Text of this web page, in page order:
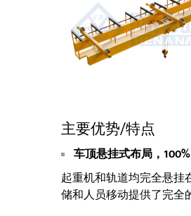
主要优势/特点
车顶悬挂式布局，
起重机和轨道均完全悬挂
储和人员移动提供了完全